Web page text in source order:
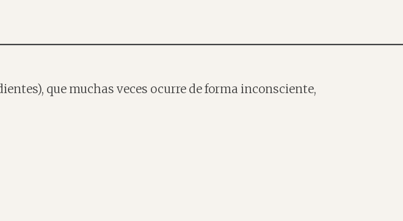
que muchas veces ocurre de forma inconsciente,